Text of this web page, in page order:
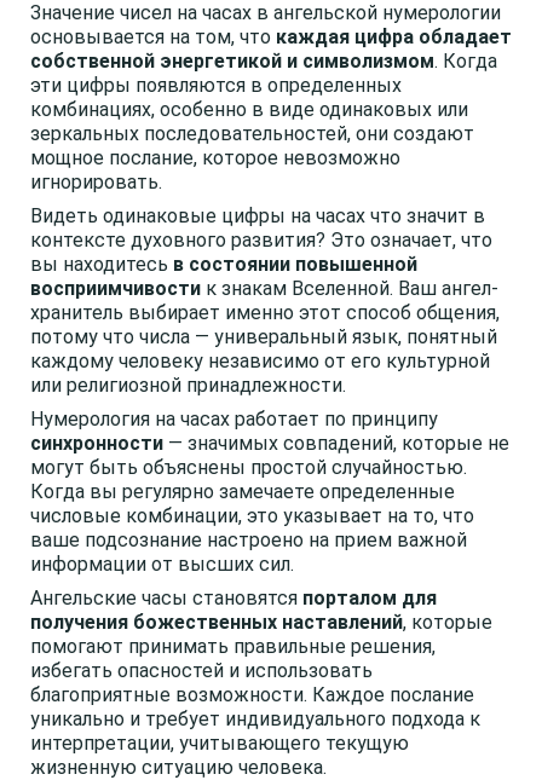
Значение чисел на часах в ангельской нумерологии
основывается на том, что каждая цифра обладает
собственной энергетикой и символизмом. Когда
эти цифры появляются в определенных
комбинациях, особенно в виде одинаковых или
зеркальных последовательностей, они создают
мощное послание, которое невозможно
игнорировать.
Видеть одинаковые цифры на часах что значит в
контексте духовного развития? Это означает, что
вы находитесь в состоянии повышенной
восприимчивости к знакам Вселенной. Ваш ангел-
хранитель выбирает именно этот способ общения,
потому что числа — универальный язык, понятный
каждому человеку независимо от его культурной
или религиозной принадлежности.
Нумерология на часах работает по принципу
синхронности — значимых совпадений, которые не
могут быть объяснены простой случайностью.
Когда вы регулярно замечаете определенные
числовые комбинации, это указывает на то, что
ваше подсознание настроено на прием важной
информации от высших сил.
Ангельские часы становятся порталом для
получения божественных наставлений, которые
помогают принимать правильные решения,
избегать опасностей и использовать
благоприятные возможности. Каждое послание
уникально и требует индивидуального подхода к
интерпретации, учитывающего текущую
жизненную ситуацию человека.